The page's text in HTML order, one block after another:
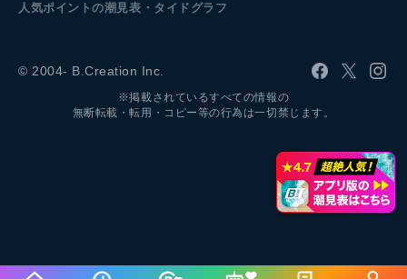
人気ポイントの潮見表・タイドグラフ
© 2004- B.Creation Inc.
※掲載されているすべての情報の
無断転載・転用・コピー等の行為は一切禁じます。